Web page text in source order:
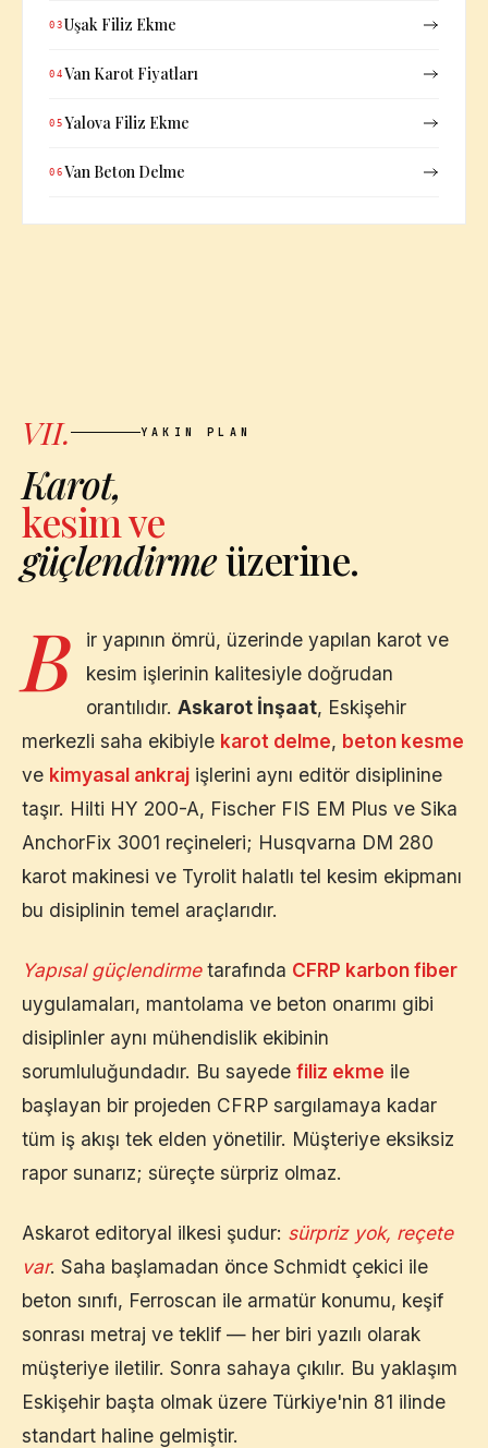
03 Uşak Filiz Ekme
04 Van Karot Fiyatları
05 Yalova Filiz Ekme
06 Van Beton Delme
VII. YAKIN PLAN
Karot,
kesim ve
güçlendirmeüzerine.
B
ir yapının ömrü, üzerinde yapılan karot ve
kesim işlerinin kalitesiyle doğrudan
orantılıdır. Askarot İnşaat, Eskişehir
merkezli saha ekibiyle karot delme, beton kesme
ve kimyasal ankraj işlerini aynı editör disiplinine
taşır. Hilti HY 200-A, Fischer FIS EM Plus ve Sika
AnchorFix 3001 reçineleri; Husqvarna DM 280
karot makinesi ve Tyrolit halatlı tel kesim ekipmanı
bu disiplinin temel araçlarıdır.
Yapısal güçlendirmetarafında CFRP karbon fiber
uygulamaları, mantolama ve beton onarımı gibi
disiplinler aynı mühendislik ekibinin
sorumluluğundadır. Bu sayede filiz ekme ile
başlayan bir projeden CFRP sargılamaya kadar
tüm iş akışı tek elden yönetilir. Müşteriye eksiksiz
rapor sunarız; süreçte sürpriz olmaz.
Askarot editoryal ilkesi şudur: sürpriz yok, reçete
var. Saha başlamadan önce Schmidt çekici ile
beton sınıfı, Ferroscan ile armatür konumu, keşif
sonrası metraj ve teklif — her biri yazılı olarak
müşteriye iletilir. Sonra sahaya çıkılır. Bu yaklaşım
Eskişehir başta olmak üzere Türkiye'nin 81 ilinde
standart haline gelmiştir.